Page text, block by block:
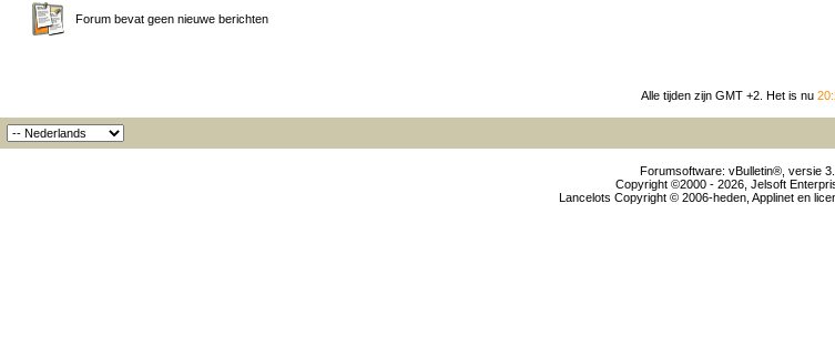
Forum bevat geen nieuwe berichten
Alle tijden zijn GMT +2. Het is nu
Forumsoftware: vBulletin®, versie
Copyright ©2000 - 2026, Jelsoft
Lancelots Copyright © 2006-heden, Applinet en